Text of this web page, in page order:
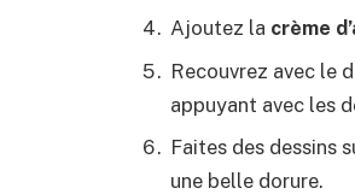
Ajoutez la crème
Recouvrez avec le
appuyant avec les
Faites des dessins
une belle dorure.